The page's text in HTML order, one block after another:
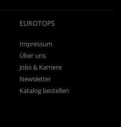
EUROTOPS
Impressum
Über uns
Jobs & Karriere
Newsletter
Katalog bestellen